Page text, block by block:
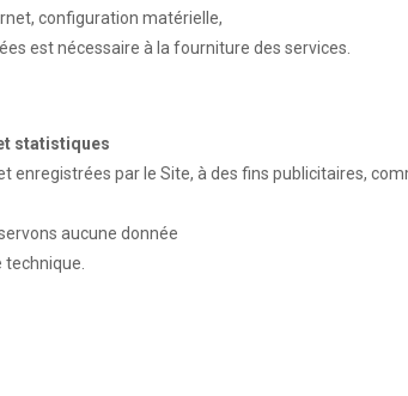
configuration matérielle,
est nécessaire à la fourniture des services.
statistiques
enregistrées par le Site, à des fins publicitaires,
aucune donnée